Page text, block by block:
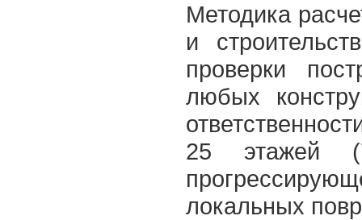
Методика
и
проверки
любых
25 этажей
локальных